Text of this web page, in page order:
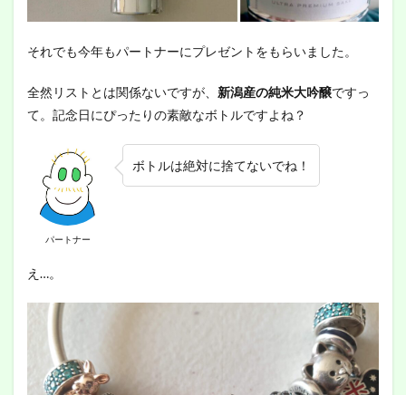
それでも今年もパートナーにプレゼントをもらいました。
全然リストとは関係ないですが、 新潟産の純米大吟醸ですっ
て。記念日にぴったりの素敵なボトルですよね？
パートナー
ボトルは絶対に捨てないでね！
え…。